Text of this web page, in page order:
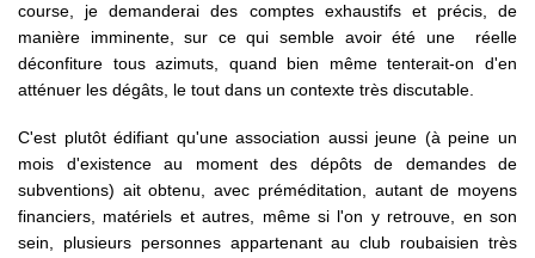
course, je demanderai des comptes exhaustifs et précis, de
manière imminente, sur ce qui semble avoir été une réelle
déconfiture tous azimuts, quand bien même tenterait-on d'en
atténuer les dégâts, le tout dans un contexte très discutable.
C'est plutôt édifiant qu'une association aussi jeune (à peine un
mois d'existence au moment des dépôts de demandes de
subventions) ait obtenu, avec préméditation, autant de moyens
financiers, matériels et autres, même si l'on y retrouve, en son
sein, plusieurs personnes appartenant au club roubaisien très